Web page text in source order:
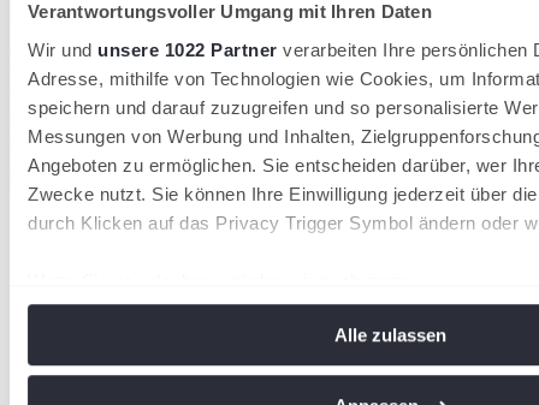
Verantwortungsvoller Umgang mit Ihren Daten
Wir und unsere 1022 Partner verarbeiten Ihre persönlichen
Adresse, mithilfe von Technologien wie Cookies, um
speichern und darauf zuzugreifen und so personalisierte
Messungen von Werbung und Inhalten,
Angeboten zu ermöglichen. Sie entscheiden darüber, wer
Zwecke nutzt. Sie können Ihre Einwilligung jederzeit über
durch Klicken auf das Privacy Trigger Symbol ändern oder
Ihr Gerät durch aktives Scannen nach bestimmten
Alle zulassen
ChristianBack
Wettkampfsport
Offizielle Partner